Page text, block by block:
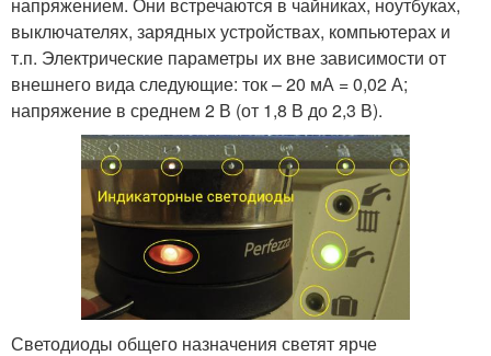
напряжением. Они встречаются в чайниках, ноутбуках,
выключателях, зарядных устройствах, компьютерах и
т.п. Электрические параметры их вне зависимости от
внешнего вида следующие: ток – 20 мА = 0,02 А;
напряжение в среднем 2 В (от 1,8 В до 2,3 В).
Светодиоды общего назначения светят ярче